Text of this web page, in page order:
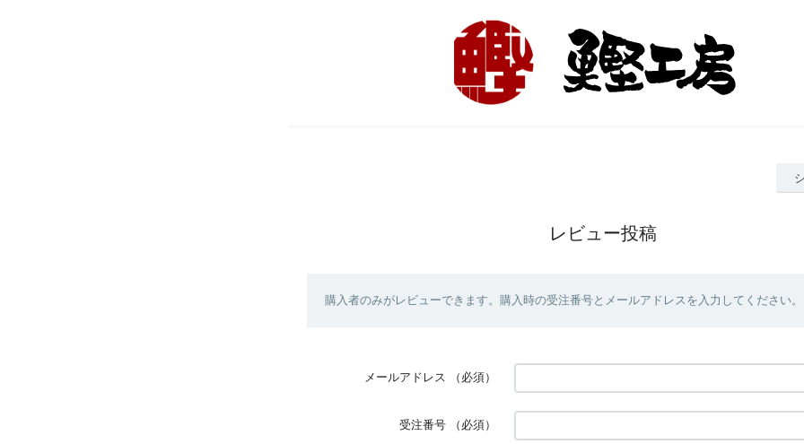
レビュー投稿
購入者のみがレビューできます。購入時の受注番号とメールアドレスを入力してください。
メールアドレス （必須）
受注番号 （必須）